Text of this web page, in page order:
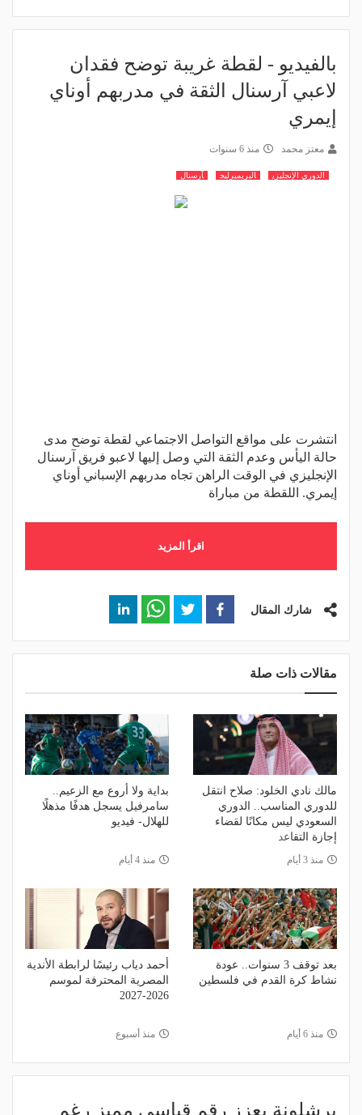
بالفيديو - لقطة غريبة توضح فقدان
لاعبي آرسنال الثقة في مدربهم أوناي
إيمري
معتز محمد منذ 6 سنوات
الدوري الإنجليزي البريميرليج آرسنال
انتشرت على مواقع التواصل الاجتماعي لقطة توضح مدى
حالة اليأس وعدم الثقة التي وصل إليها لاعبو فريق آرسنال
الإنجليزي في الوقت الراهن تجاه مدربهم الإسباني أوناي
إيمري. اللقطة من مباراة
اقرأ المزيد
شارك المقال
مقالات ذات صلة
مالك نادي الخلود: صلاح انتقل
للدوري المناسب.. الدوري
السعودي ليس مكانًا لقضاء
إجازة التقاعد
منذ 3 أيام
بداية ولا أروع مع الزعيم..
سامرفيل يسجل هدفًا مذهلًا
للهلال- فيديو
منذ 4 أيام
بعد توقف 3 سنوات.. عودة
نشاط كرة القدم في فلسطين
منذ 6 أيام
أحمد دياب رئيسًا لرابطة الأندية
المصرية المحترفة لموسم
2026-2027
منذ أسبوع
برشلونة يعزز رقم قياسي مميز رغم